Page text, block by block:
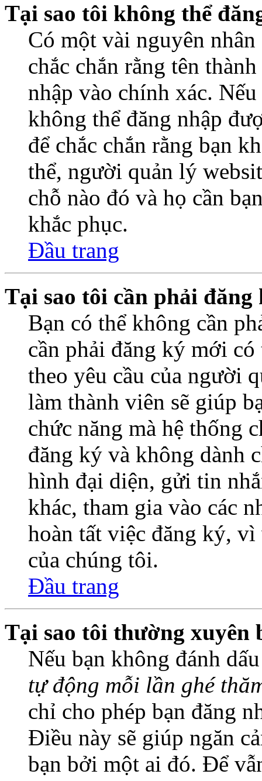
Tại sao tôi không thể
Có một vài nguyên
chắc chắn rằng tên
nhập vào chính xác.
không thể đăng nhập
để chắc chắn rằng bạn
thể, người quản lý
chỗ nào đó và họ cần
khắc phục.
Đầu trang
Tại sao tôi cần phải
Bạn có thể không cần
cần phải đăng ký mới
theo yêu cầu của người
làm thành viên sẽ giúp
chức năng mà hệ thống
đăng ký và không dành
hình đại diện, gửi tin
khác, tham gia vào các
hoàn tất việc đăng ký,
của chúng tôi.
Đầu trang
Tại sao tôi thường xuyên
Nếu bạn không đánh
tự động mỗi lần ghé
chỉ cho phép bạn đăng
Điều này sẽ giúp ngăn
bạn bởi một ai đó. Để